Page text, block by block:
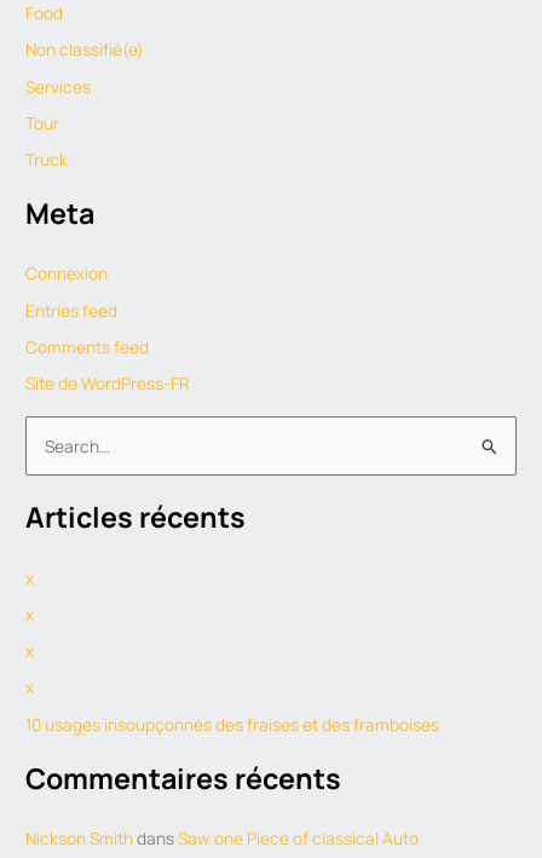
Food
Non classifié(e)
Services
Tour
Truck
Meta
Connexion
Entries feed
Comments feed
Site de WordPress-FR
e
a
c
h
f
o
Articles récents
x
x
x
x
10 usages insoupçonnés des fraises et des framboises
Commentaires récents
Nickson SmithdansSaw one Piece of classical Auto